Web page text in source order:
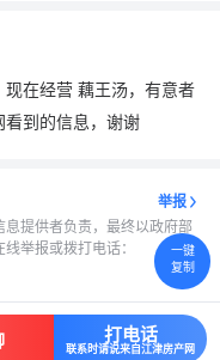
在经营 藕王汤，有意者
看到的信息，谢谢
举报
提供者负责，最终以政府部
举报或拨打电话：
打电话
联系时请说来自江津房产网
一键
复制